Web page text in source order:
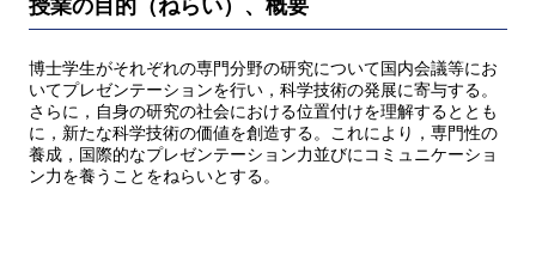
授業の目的（ねらい）、概要
博士学生がそれぞれの専門分野の研究について国内会議等にお
いてプレゼンテーションを行い，科学技術の発展に寄与する。
さらに，自身の研究の社会における位置付けを理解するととも
に，新たな科学技術の価値を創造する。これにより，専門性の
養成，国際的なプレゼンテーション力並びにコミュニケーショ
ン力を養うことをねらいとする。